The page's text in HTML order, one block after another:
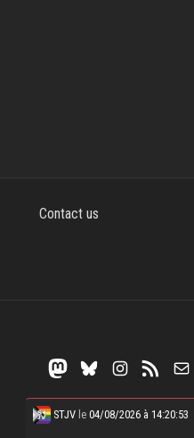
Contact us
Mastodon Bluesky Instagram RSS Feed Mail
STJV le04/08/2026 à 14:20:53